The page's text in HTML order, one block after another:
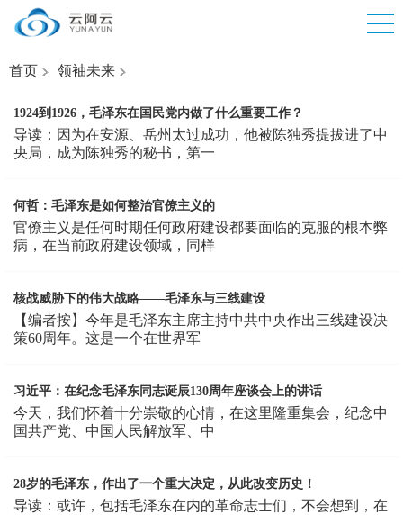
首页 领袖未来
1924到1926，毛泽东在国民党内做了什么重要工作？
导读：因为在安源、岳州太过成功，他被陈独秀提拔进了中
央局，成为陈独秀的秘书，第一
何哲：毛泽东是如何整治官僚主义的
官僚主义是任何时期任何政府建设都要面临的克服的根本弊
病，在当前政府建设领域，同样
核战威胁下的伟大战略——毛泽东与三线建设
【编者按】今年是毛泽东主席主持中共中央作出三线建设决
策60周年。这是一个在世界军
习近平：在纪念毛泽东同志诞辰130周年座谈会上的讲话
今天，我们怀着十分崇敬的心情，在这里隆重集会，纪念中
国共产党、中国人民解放军、中
28岁的毛泽东，作出了一个重大决定，从此改变历史！
导读：或许，包括毛泽东在内的革命志士们，不会想到，在